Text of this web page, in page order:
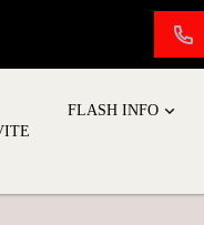
FLASH INFO